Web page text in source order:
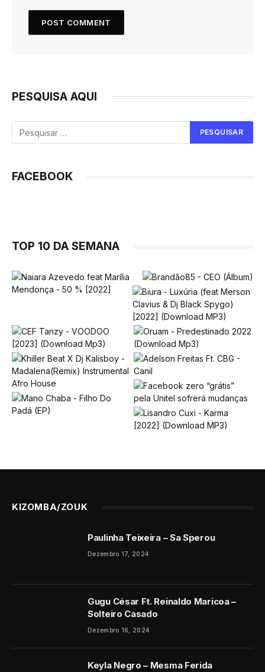
PESQUISA AQUI
FACEBOOK
TOP 10 DA SEMANA
KIZOMBA/ZOUK
Paulinha Teixeira – Sa Sperou
Dezembro 17, 2024
Gugu César Ft. Reinaldo Maricoa –
Solteiro Casado
Dezembro 16, 2024
Keyla Negro – Mesma Ferida